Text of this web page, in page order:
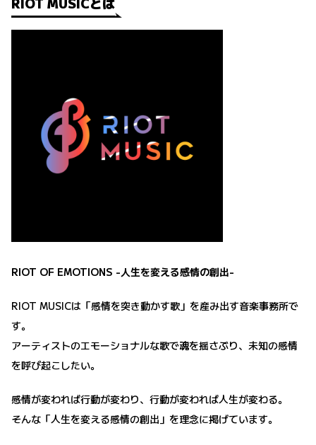
RIOT OF EMOTIONS -人生を変える感情の創出-
RIOT MUSICは「感情を突き動かす歌」を産み出す音楽事務所で
す。
アーティストのエモーショナルな歌で魂を揺さぶり、未知の感情
を呼び起こしたい。
感情が変われば行動が変わり、行動が変われば人生が変わる。
そんな「人生を変える感情の創出」を理念に掲げています。